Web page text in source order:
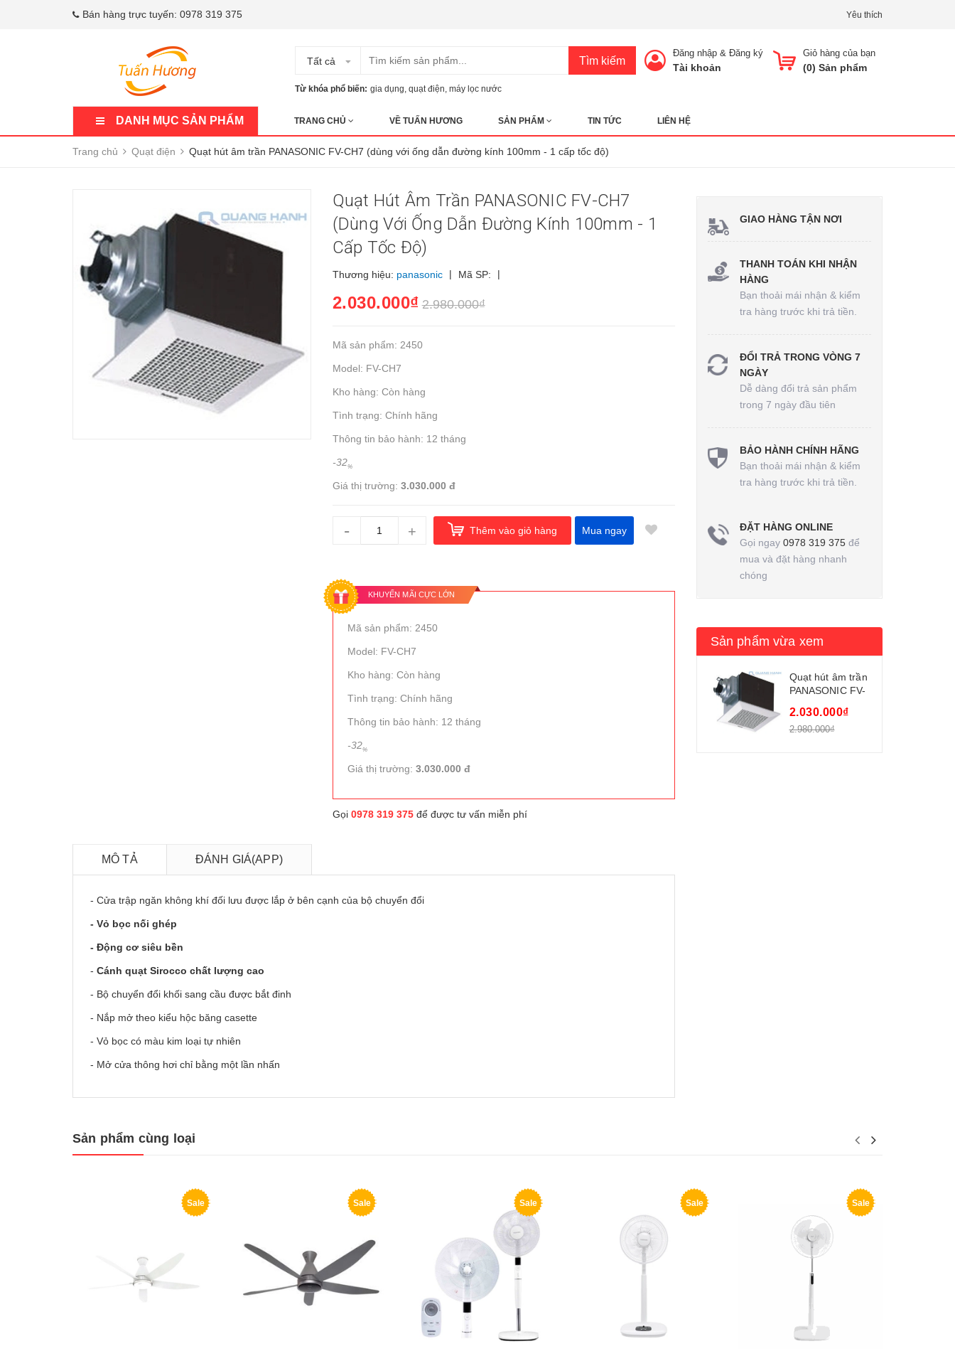
Bán hàng trực tuyến: 0978 319 375 Yêu thích
Tất cả Tìm kiếm
Từ khóa phổ biến: gia dụng, quạt điện, máy lọc nước
Giỏ hàng của bạn
(0) Sản phẩm
Đăng nhập & Đăng ký
Tài khoản
DANH MỤC SẢN PHẨM TRANG CHỦ VỀ TUẤN HƯƠNG SẢN PHẨM TIN TỨC LIÊN HỆ
Trang chủ Quạt điện Quạt hút âm trần PANASONIC FV-CH7 (dùng với ống dẫn đường kính 100mm - 1 cấp tốc độ)
Quạt Hút Âm Trần PANASONIC FV-CH7
(dùng Với Ống Dẫn Đường Kính 100mm - 1
Cấp Tốc Độ)
Thương hiệu: panasonic | Mã SP: |
2.030.000₫ 2.980.000₫
Mã sản phẩm: 2450
Model: FV-CH7
Kho hàng: Còn hàng
Tình trạng: Chính hãng
Thông tin bảo hành: 12 tháng
-32%
Giá thị trường: 3.030.000 đ
- + Thêm vào giỏ hàng Mua ngay
KHUYẾN MÃI CỰC LỚN
Mã sản phẩm: 2450
Model: FV-CH7
Kho hàng: Còn hàng
Tình trạng: Chính hãng
Thông tin bảo hành: 12 tháng
-32%
Giá thị trường: 3.030.000 đ
Gọi 0978 319 375để được tư vấn miễn phí
MÔ TẢ ĐÁNH GIÁ(APP)
- Cửa trập ngăn không khí đối lưu được lắp ở bên cạnh của bộ chuyển đổi
- Vỏ bọc nối ghép
- Động cơ siêu bền
- Cánh quạt Sirocco chất lượng cao
- Bộ chuyển đổi khối sang cầu được bắt đinh
- Nắp mở theo kiểu hộc băng casette
- Vỏ bọc có màu kim loại tự nhiên
- Mở cửa thông hơi chỉ bằng một lần nhấn
GIAO HÀNG TẬN NƠI
THANH TOÁN KHI NHẬN
HÀNG
Bạn thoải mái nhận & kiểm
tra hàng trước khi trả tiền.
ĐỔI TRẢ TRONG VÒNG 7
NGÀY
Dễ dàng đổi trả sản phẩm
trong 7 ngày đầu tiên
BẢO HÀNH CHÍNH HÃNG
Bạn thoải mái nhận & kiểm
tra hàng trước khi trả tiền.
ĐẶT HÀNG ONLINE
Gọi ngay 0978 319 375để
mua và đặt hàng nhanh
chóng
Sản phẩm vừa xem
Quạt hút âm trần
PANASONIC FV-
ống dẫn đường
kính 100mm - 1
2.030.000₫
2.980.000₫
Sản phẩm cùng loại
Sale Sale Sale Sale Sale